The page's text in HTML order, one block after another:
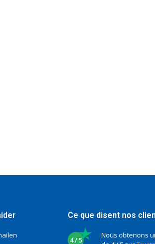
Ce que disent nos
4 / 5
Nous obtenons